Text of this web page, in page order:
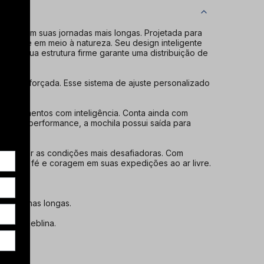
em suas jornadas mais longas. Projetada para
em meio à natureza. Seu design inteligente
sua estrutura firme garante uma distribuição de
reforçada. Esse sistema de ajuste personalizado
com inteligência. Conta ainda com
sua performance, a mochila possui saída para
as condições mais desafiadoras. Com
de fé e coragem em suas expedições ao ar livre.
trilhas longas.
ou neblina.